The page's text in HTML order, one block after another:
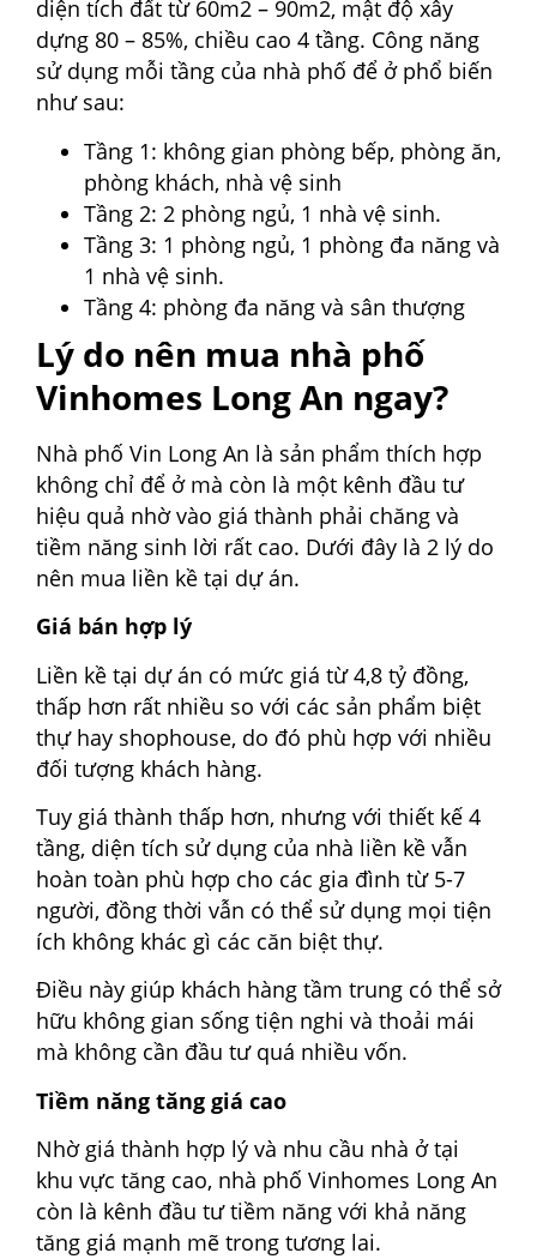
diện tích đất từ 60m2 – 90m2, mật độ xây
dựng 80 – 85%, chiều cao 4 tầng. Công năng
sử dụng mỗi tầng của nhà phố để ở phổ biến
như sau:
Tầng 1: không gian phòng bếp, phòng ăn,
phòng khách, nhà vệ sinh
Tầng 2: 2 phòng ngủ, 1 nhà vệ sinh.
Tầng 3: 1 phòng ngủ, 1 phòng đa năng và
1 nhà vệ sinh.
Tầng 4: phòng đa năng và sân thượng
Lý do nên mua nhà phố
Vinhomes Long An ngay?
Nhà phố Vin Long An là sản phẩm thích hợp
không chỉ để ở mà còn là một kênh đầu tư
hiệu quả nhờ vào giá thành phải chăng và
tiềm năng sinh lời rất cao. Dưới đây là 2 lý do
nên mua liền kề tại dự án.
Giá bán hợp lý
Liền kề tại dự án có mức giá từ 4,8 tỷ đồng,
thấp hơn rất nhiều so với các sản phẩm biệt
thự hay shophouse, do đó phù hợp với nhiều
đối tượng khách hàng.
Tuy giá thành thấp hơn, nhưng với thiết kế 4
tầng, diện tích sử dụng của nhà liền kề vẫn
hoàn toàn phù hợp cho các gia đình từ 5-7
người, đồng thời vẫn có thể sử dụng mọi tiện
ích không khác gì các căn biệt thự.
Điều này giúp khách hàng tầm trung có thể sở
hữu không gian sống tiện nghi và thoải mái
mà không cần đầu tư quá nhiều vốn.
Tiềm năng tăng giá cao
Nhờ giá thành hợp lý và nhu cầu nhà ở tại
khu vực tăng cao, nhà phố Vinhomes Long An
còn là kênh đầu tư tiềm năng với khả năng
tăng giá mạnh mẽ trong tương lai.